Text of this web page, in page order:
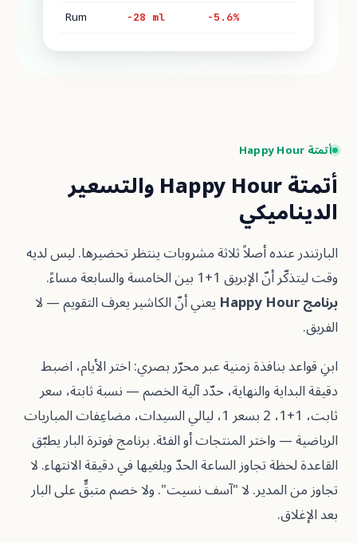
Rum -28 ml
أتمتة Happy Hour والتسعير
أصلاً ثلاثة مشروبات ينتظر تحضيرها. ليس لديه
الخامسة والسابعة مساءً.
يعني أنّ الكاشير يعرف التقويم — لا
زمنية عبر محرّر بصري: اختر الأيام، اضبط
والنهاية، حدّد آلية الخصم — نسبة ثابتة، سعر
ثابت، 1+1، 2 بسعر 1، ليالي السيدات، مضاعِفات المباريات
المنتجات أو الفئة. برنامج فوترة البار يطبّق
تجاوز الساعة الحدّ ويلغيها في دقيقة الانتهاء. لا
لا "آسف نسيت". ولا خصم متبقٍّ على البار